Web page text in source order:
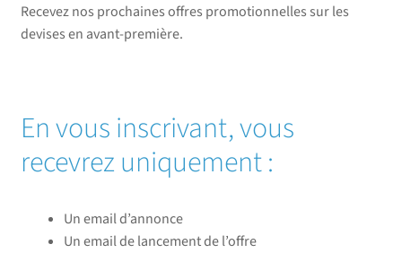
Recevez nos prochaines offres promotionnelles sur les
devises en avant-première.
En vous inscrivant, vous
recevrez uniquement :
Un email d’annonce
Un email de lancement de l’offre